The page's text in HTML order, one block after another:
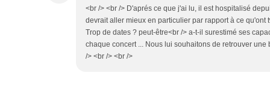
<br /> <br /> D'aprés ce que j'ai lu, il est hospitalisé
devrait aller mieux en particulier par rapport à ce qu'ont
Trop de dates ? peut-être<br /> a-t-il surestimé ses
chaque concert ... Nous lui souhaitons de retrouver une
/> <br /> <br />